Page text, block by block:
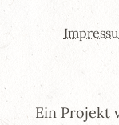
Ein Projekt